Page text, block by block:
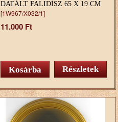
DATÁLT FALIDÍSZ 65 X 19 CM
[1W967/X032/1]
11.000 Ft
Részletek